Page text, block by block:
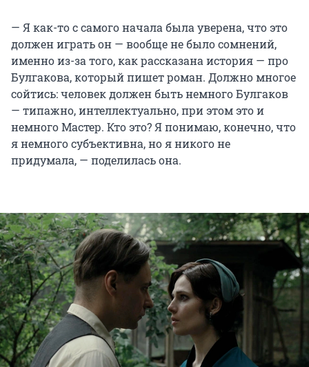
— Я как-то с самого начала была уверена, что это
должен играть он — вообще не было сомнений,
именно из-за того, как рассказана история — про
Булгакова, который пишет роман. Должно многое
сойтись: человек должен быть немного Булгаков
— типажно, интеллектуально, при этом это и
немного Мастер. Кто это? Я понимаю, конечно, что
я немного субъективна, но я никого не
придумала, — поделилась она.